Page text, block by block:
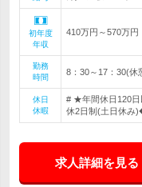
初年度
年収
410万円～570万円
勤務
時間
8：30～17：30(
休日
休暇
# ★年間休日120
休2日制(土日休
求人詳細を見る